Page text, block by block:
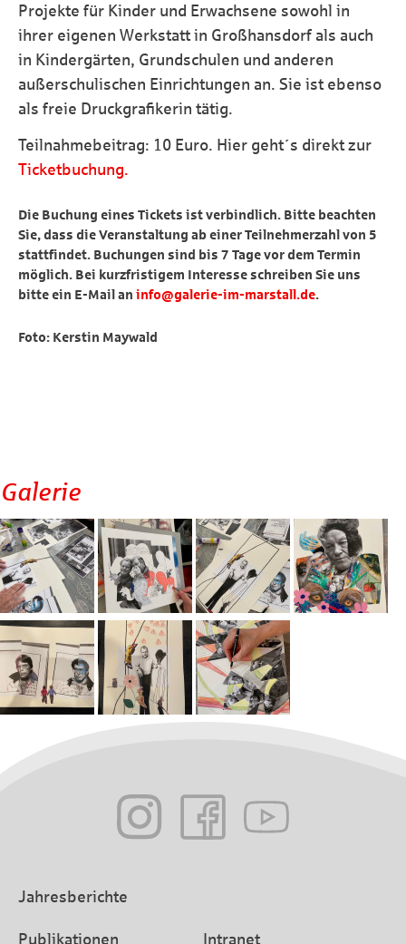
Projekte für Kinder und Erwachsene sowohl in
ihrer eigenen Werkstatt in Großhansdorf als auch
in Kindergärten, Grundschulen und anderen
außerschulischen Einrichtungen an. Sie ist ebenso
als freie Druckgrafikerin tätig.
Teilnahmebeitrag: 10 Euro. Hier geht´s direkt zur
Ticketbuchung.
Die Buchung eines Tickets ist verbindlich. Bitte beachten
Sie, dass die Veranstaltung ab einer Teilnehmerzahl von 5
stattfindet. Buchungen sind bis 7 Tage vor dem Termin
möglich. Bei kurzfristigem Interesse schreiben Sie uns
bitte ein E-Mail an info@galerie-im-marstall.de.
Foto: Kerstin Maywald
Galerie
Jahresberichte
Publikationen Intranet